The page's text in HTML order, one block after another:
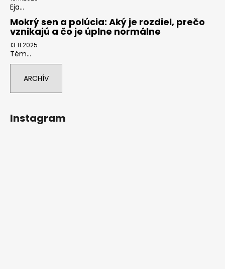
Eja...
Mokrý sen a polúcia: Aký je rozdiel, prečo
vznikajú a čo je úplne normálne
13.11.2025
Tém...
ARCHÍV
Instagram